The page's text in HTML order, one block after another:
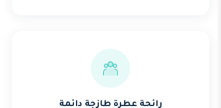
رائحة عطرة طازجة دائمة